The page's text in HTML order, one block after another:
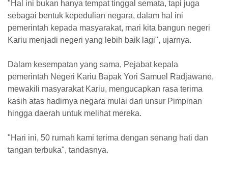
"Hal ini bukan hanya tempat tinggal semata, tapi juga
sebagai bentuk kepedulian negara, dalam hal ini
pemerintah kepada masyarakat, mari kita bangun negeri
Kariu menjadi negeri yang lebih baik lagi", ujarnya.
Dalam kesempatan yang sama, Pejabat kepala
pemerintah Negeri Kariu Bapak Yori Samuel Radjawane,
mewakili masyarakat Kariu, mengucapkan rasa terima
kasih atas hadirnya negara mulai dari unsur Pimpinan
hingga daerah untuk melihat mereka.
"Hari ini, 50 rumah kami terima dengan senang hati dan
tangan terbuka", tandasnya.